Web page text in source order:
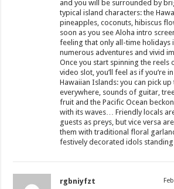
and you will be surrounded by
typical island characters: the
pineapples, coconuts, hibiscus
soon as you see Aloha intro
feeling that only all-time
numerous adventures and vivid
Once you start spinning the reels
video slot, you’ll feel as if you’re
Hawaiian Islands: you can pick
everywhere, sounds of guitar,
fruit and the Pacific Ocean
with its waves… Friendly locals
guests as preys, but vice versa
them with traditional floral
festively decorated idols
rgbniyfzt